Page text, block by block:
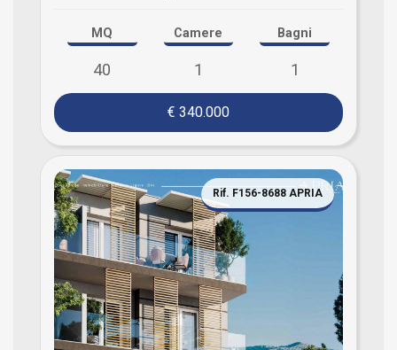
MQ
40
Camere
1
Bagni
1
€ 340.000
Rif. F156-8688 APRIA